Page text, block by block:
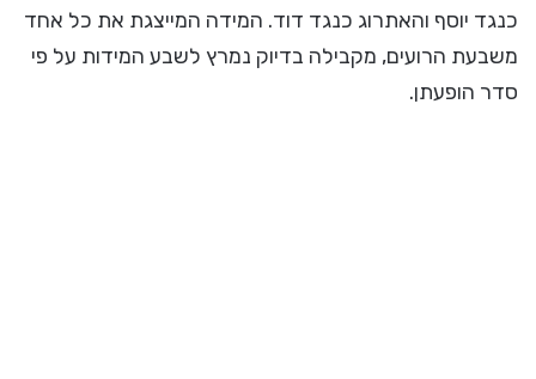
כנגד יוסף והאתרוג כנגד דוד. המידה המייצגת את כל אחד
משבעת הרועים, מקבילה בדיוק נמרץ לשבע המידות על פי
סדר הופעתן.